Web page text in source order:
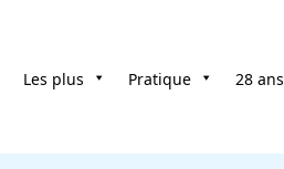
Les plus Pratique 28 ans